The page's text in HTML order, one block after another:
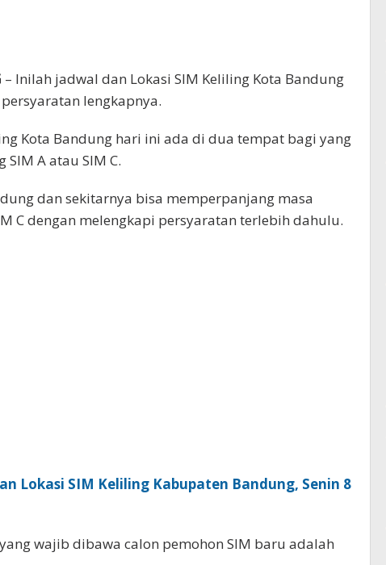
– Inilah jadwal dan Lokasi SIM Keliling Kota Bandung
lengkapnya.
Kota Bandung hari ini ada di dua tempat bagi yang
A atau SIM C.
dan sekitarnya bisa memperpanjang masa
C dengan melengkapi persyaratan terlebih dahulu.
Lokasi SIM Keliling Kabupaten Bandung, Senin 8
wajib dibawa calon pemohon SIM baru adalah